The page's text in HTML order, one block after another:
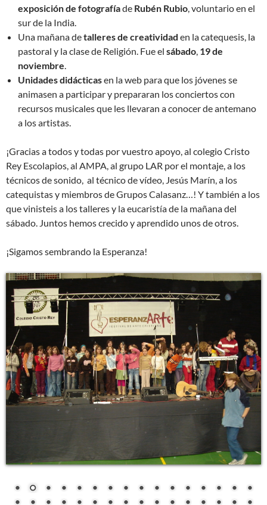
exposición de fotografíade Rubén Rubio , voluntario en el
sur de la India.
Una mañana detalleres de creatividad en la catequesis, la
pastoral y la clase de Religión. Fue el sábado 19 de
noviembre
Unidades didácticasen la web para que los jóvenes se
animasen a participar y prepararan los conciertos con
recursos musicales que les llevaran a conocer de antemano
a los artistas.
¡Gracias a todos y todas por vuestro apoyo, al colegio Cristo
Rey Escolapios, al AMPA, al grupo LAR por el montaje, a los
técnicos de sonido, al técnico de vídeo, Jesús Marín, a los
catequistas y miembros de Grupos Calasanz…! Y también a los
que vinisteis a los talleres y la eucaristía de la mañana del
sábado. Juntos hemos crecido y aprendido unos de otros.
¡Sigamos sembrando la Esperanza!